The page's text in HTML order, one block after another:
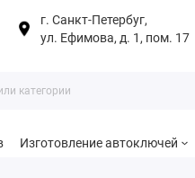
г. Санкт-Петербуг,
ул. Ефимова, д. 1, пом. 17
Изготовление автоключей